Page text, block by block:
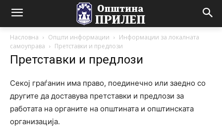
Насловна Општи информации
Информации за локалната
самоуправа
Претставки и предлози
Претставки и предлози
Секој граѓанин има право, поединечно или заедно со
другите да доставува претставки и предлози за
работата на органите на општината и општинската
организација.